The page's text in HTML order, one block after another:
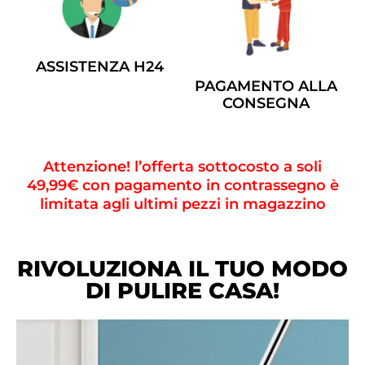
ASSISTENZA H24
PAGAMENTO ALLA
CONSEGNA
Attenzione! l’offerta sottocosto a soli
49,99€ con pagamento in contrassegno è
limitata agli ultimi pezzi in magazzino
RIVOLUZIONA IL TUO MODO
DI PULIRE CASA!